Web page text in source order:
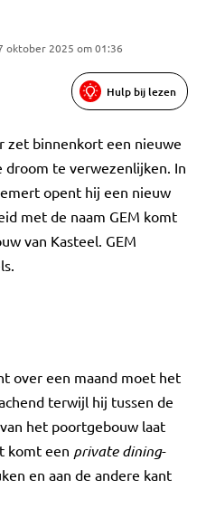
oktober 2025 om 01:36
Hulp bij lezen
zet binnenkort een nieuwe
droom te verwezenlijken. In
opent hij een nieuw
met de naam GEM komt
van Kasteel. GEM
over een maand moet het
terwijl hij tussen de
het poortgebouw laat
komt een private dining-
en aan de andere kant